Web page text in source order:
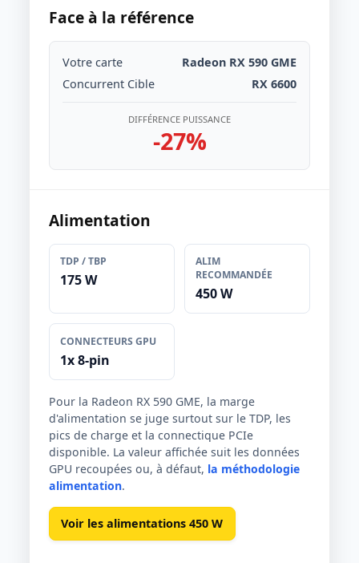
Face à la référence
Votre carte
Radeon RX 590 GME
Concurrent Cible
RX 6600
DIFFÉRENCE PUISSANCE
-27%
Alimentation
TDP / TBP
175 W
ALIM
RECOMMANDÉE
450 W
CONNECTEURS GPU
1x 8-pin
Pour la Radeon RX 590 GME, la marge
d'alimentation se juge surtout sur le TDP, les
pics de charge et la connectique PCIe
disponible. La valeur affichée suit les données
GPU recoupées ou, à défaut, la méthodologie
alimentation.
Voir les alimentations 450 W